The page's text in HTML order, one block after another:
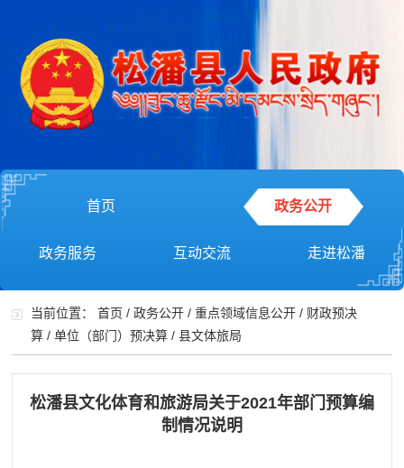
首页 政务公开
政务服务 互动交流 走进松潘
当前位置：首页 /政务公开 /重点领域信息公开 / 财政预决
算 /单位（部门）预决算 /县文体旅局
松潘县文化体育和旅游局关于2021年部门预算编
制情况说明